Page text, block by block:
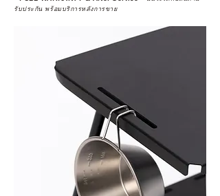
รับประกัน พร้อมบริการหลังการขาย